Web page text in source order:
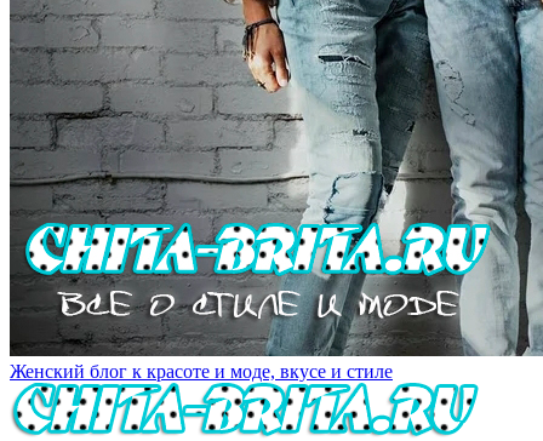
Женский блог к красоте и моде, вкусе и стиле